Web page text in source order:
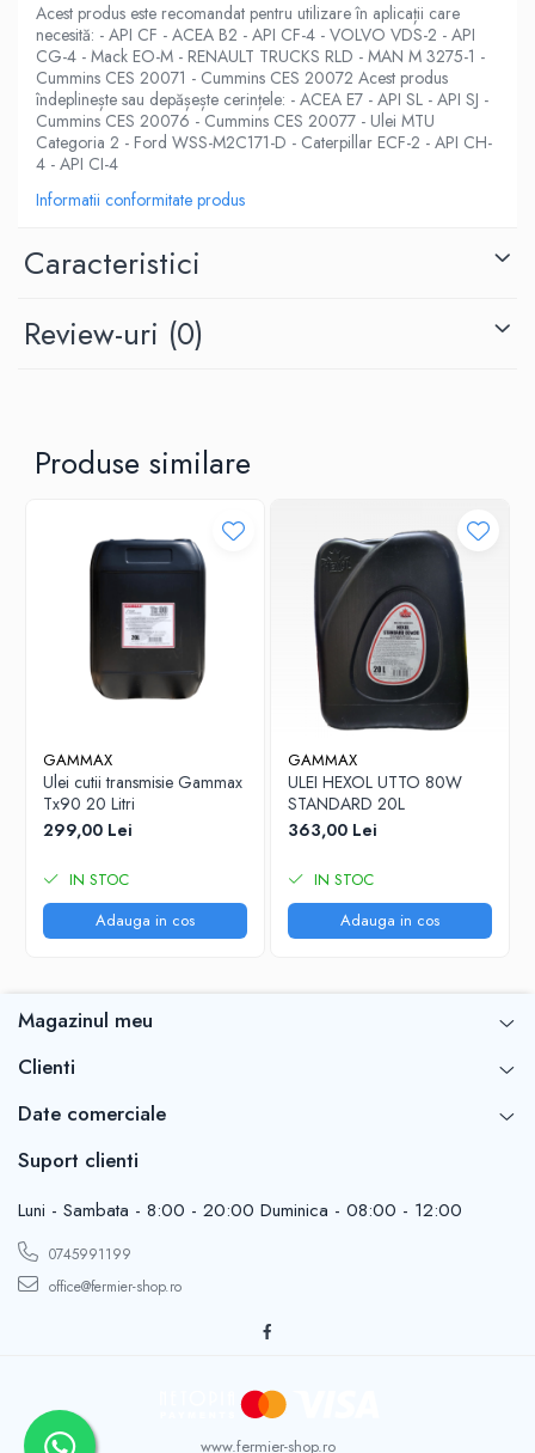
Acest produs este recomandat pentru utilizare în aplicații care
necesită: - API CF - ACEA B2 - API CF-4 - VOLVO VDS-2 - API
CG-4 - Mack EO-M - RENAULT TRUCKS RLD - MAN M 3275-1 -
Cummins CES 20071 - Cummins CES 20072 Acest produs
îndeplinește sau depășește cerințele: - ACEA E7 - API SL - API SJ -
Cummins CES 20076 - Cummins CES 20077 - Ulei MTU
Categoria 2 - Ford WSS-M2C171-D - Caterpillar ECF-2 - API CH-
4 - API CI-4
Informatii conformitate produs
Caracteristici
Review-uri (0)
Produse similare
GAMMAX
Ulei cutii transmisie Gammax
Tx90 20 Litri
299,00 Lei
IN STOC
Adauga in cos
GAMMAX
ULEI HEXOL UTTO 80W
STANDARD 20L
363,00 Lei
IN STOC
Adauga in cos
Magazinul meu
Clienti
Date comerciale
Suport clienti
Luni - Sambata - 8:00 - 20:00 Duminica - 08:00 - 12:00
0745991199
office@fermier-shop.ro
www.fermier-shop.ro